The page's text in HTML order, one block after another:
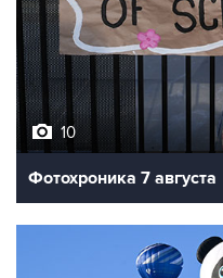
10
Фотохроника 7 августа